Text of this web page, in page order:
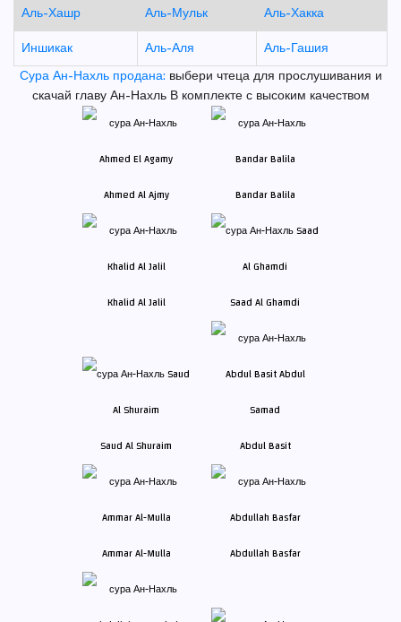
Аль-Хашр
Аль-Мульк
Аль-Хакка
Иншикак
Аль-Аля
Аль-Гашия
Сура Ан-Нахль продана: выбери чтеца для прослушивания и
скачай главу Ан-Нахль В комплекте с высоким качеством
Ahmed Al Ajmy Bandar Balila
Khalid Al Jalil Saad Al Ghamdi
Saud Al Shuraim Abdul Basit
Ammar Al-Mulla Abdullah Basfar